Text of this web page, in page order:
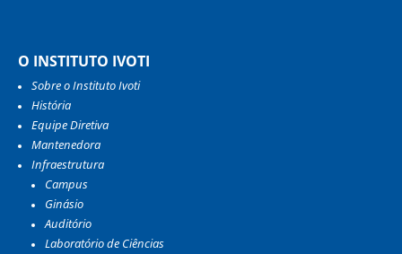
O INSTITUTO IVOTI
Sobre o Instituto Ivoti
História
Equipe Diretiva
Mantenedora
Infraestrutura
Campus
Ginásio
Auditório
Laboratório de Ciências